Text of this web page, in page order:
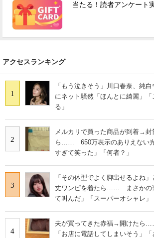
当たる！読者アンケート
アクセスランキング
1
「もう泣きそう」川口春奈、純
にネット騒然「ほんとに綺麗」
る」
2
メルカリで買った商品が到着→封
ら…… 650万表示のありえない
すぎて笑った」「何者？」
3
「その体型でよく脚出せるよね
丈ワンピを着たら…… まさかの
て叫んだ」「スーパーオシャレ」
4
夫が買ってきた赤福→開けたら
「お店に電話してしまいそう」